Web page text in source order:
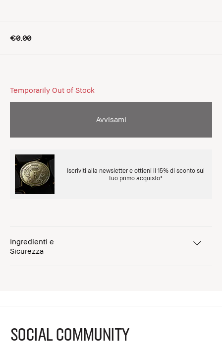
€0.00
Temporarily Out of Stock
Avvisami
Iscriviti alla newsletter e ottieni il 15% di sconto sul
tuo primo acquisto*
Ingredienti e
Sicurezza
SOCIAL COMMUNITY